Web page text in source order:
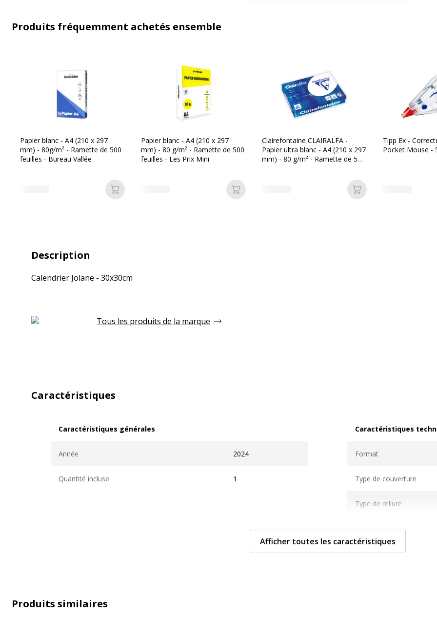
Produits fréquemment achetés ensemble
Papier blanc - A4 (210 x 297
mm) - 80g/m² - Ramette de 500
feuilles - Bureau Vallée
Ajouter au panier
Papier blanc - A4 (210 x 297
mm) - 80 g/m² - Ramette de 500
feuilles - Les Prix Mini
Ajouter au panier
Clairefontaine CLAIRALFA -
Papier ultra blanc - A4 (210 x 297
mm) - 80 g/m² - Ramette de 500
Ajouter au panier
Tipp Ex -
Pocket Mouse -
Description
Calendrier Jolane - 30x30cm
Tous les produits de la marque
Caractéristiques
Caractéristiques générales
Année 2024
Quantité incluse 1
Caractéristiques
Format
Type de couverture
Type de reliure
Afficher toutes les caractéristiques
Produits similaires